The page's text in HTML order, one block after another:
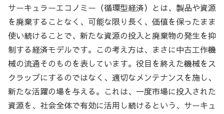
サーキュラーエコノミー（循環型経済）とは、製品や資源
を廃棄することなく、可能な限り長く、価値を保ったまま
使い続けることで、新たな資源の投入と廃棄物の発生を抑
制する経済モデルです。この考え方は、まさに中古工作機
械の流通そのものを表しています。役目を終えた機械をス
クラップにするのではなく、適切なメンテナンスを施し、
新たな活躍の場を与える。これは、一度市場に投入された
資源を、社会全体で有効に活用し続けるという、サーキュ